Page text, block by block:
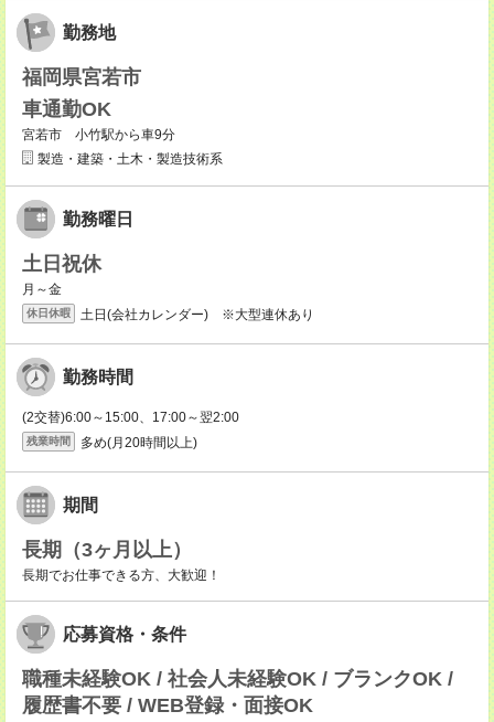
勤務地
福岡県宮若市
車通勤OK
宮若市 小竹駅から車9分
製造・建築・土木・製造技術系
勤務曜日
土日祝休
月～金
休日休暇 土日(会社カレンダー) ※大型連休あり
勤務時間
(2交替)6:00～15:00、17:00～翌2:00
残業時間 多め(月20時間以上)
期間
長期（3ヶ月以上）
長期でお仕事できる方、大歓迎！
応募資格・条件
職種未経験OK / 社会人未経験OK / ブランクOK /
履歴書不要 / WEB登録・面接OK